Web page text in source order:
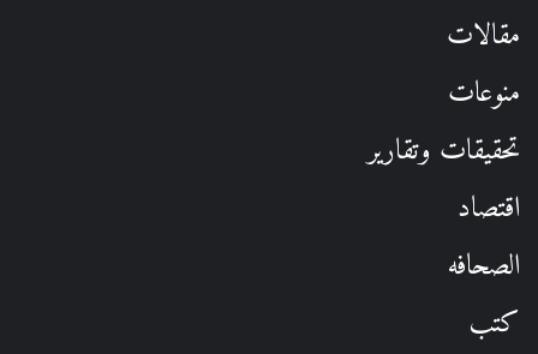
مقالات
منوعات
تحقيقات وتقارير
اقتصاد
الصحافه
كتب